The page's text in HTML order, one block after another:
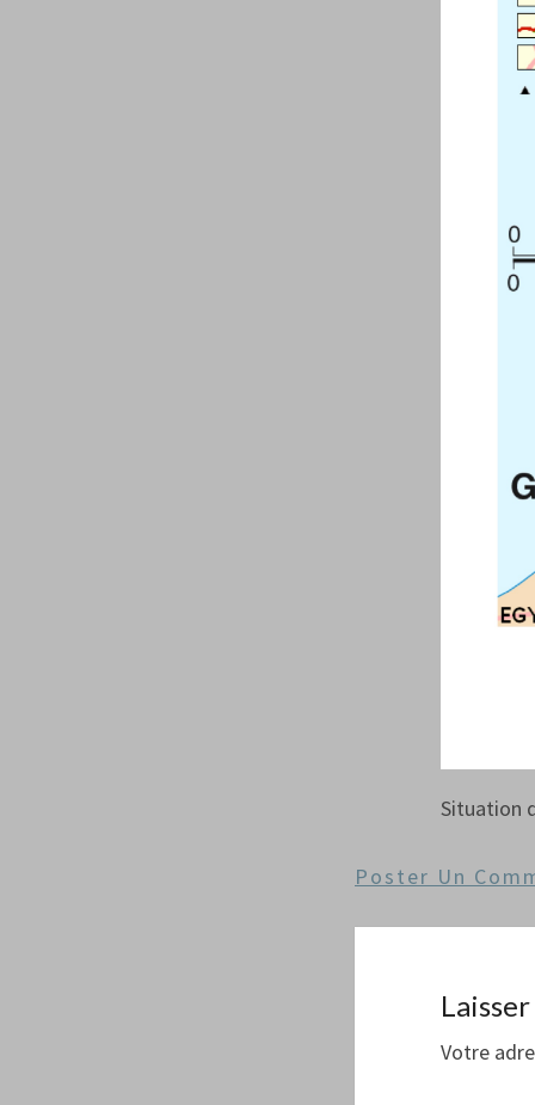
Situation
Poster Un
Votre